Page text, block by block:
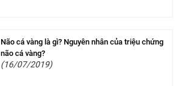
Não cá vàng là gì? Nguyên nhân của triệu chứng
não cá vàng?
(16/07/2019)